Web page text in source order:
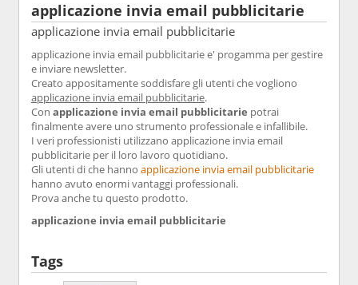
applicazione invia email pubblicitarie
applicazione invia email pubblicitarie
applicazione invia email pubblicitarie e' progamma per gestire
e inviare newsletter.
Creato appositamente soddisfare gli utenti che vogliono
applicazione invia email pubblicitarie.
Con applicazione invia email pubblicitarie potrai
finalmente avere uno strumento professionale e infallibile.
I veri professionisti utilizzano applicazione invia email
pubblicitarie per il loro lavoro quotidiano.
Gli utenti di che hanno applicazione invia email pubblicitarie
hanno avuto enormi vantaggi professionali.
Prova anche tu questo prodotto.
applicazione invia email pubblicitarie
Tags